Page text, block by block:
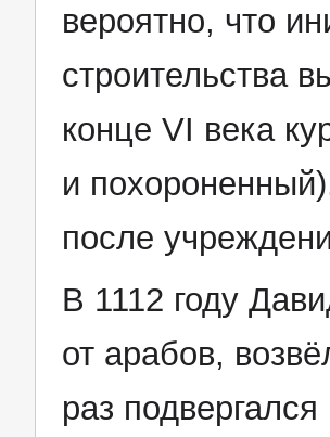
вероятно, что
строительства
конце VI века
и
после
В 1112 году
от арабов,
раз